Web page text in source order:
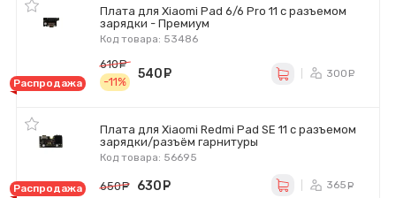
Плата для Xiaomi Pad 6/6 Pro 11 с разъемом
зарядки - Премиум
Код товара: 53486
Распродажа
610
-11%
540 300
Плата для Xiaomi Redmi Pad SE 11 с разъемом
зарядки/разъём гарнитуры
Код товара: 56695
Распродажа 650 руб.
630 365